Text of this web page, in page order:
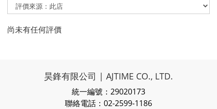
尚未有任何評價
昊鋒有限公司 | AJTIME CO., LTD.
統一編號：29020173
聯絡電話：02-2599-1186